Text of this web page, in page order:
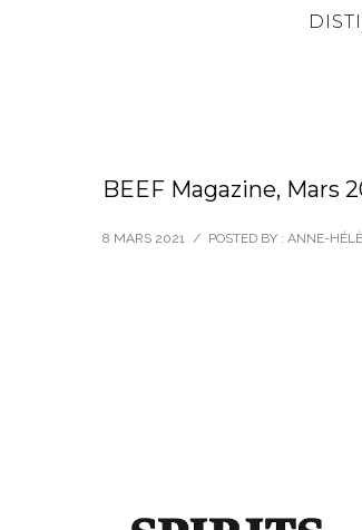
BEEF Magazine, Mars
8 MARS 2021 / POSTED BY : ANNE-